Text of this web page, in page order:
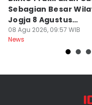
Sebagian Besar
Jogja 8 Agustus
Berawan
08 Agu 2026, 09:57 WIB
News